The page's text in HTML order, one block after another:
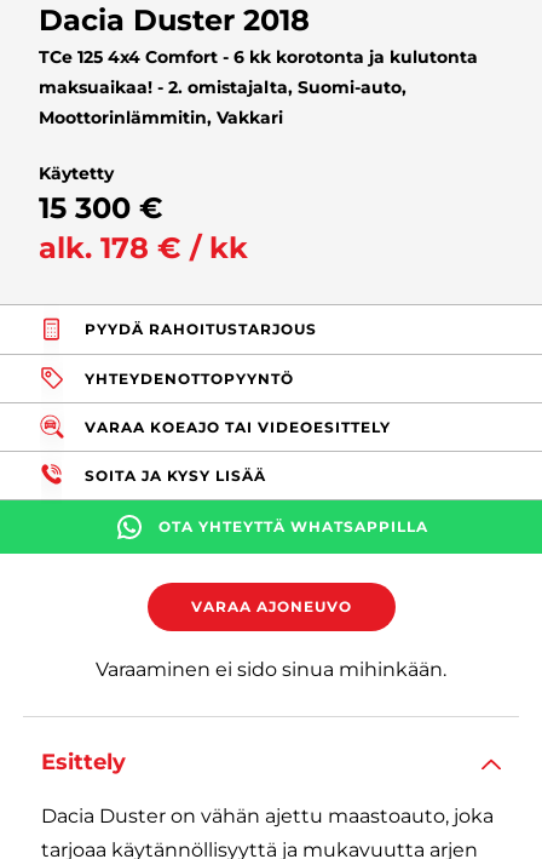
Dacia Duster 2018
TCe 125 4x4 Comfort - 6 kk korotonta ja kulutonta
maksuaikaa! - 2. omistajalta, Suomi-auto,
Moottorinlämmitin, Vakkari
Käytetty
15 300 €
alk. 178 € / kk
PYYDÄ RAHOITUSTARJOUS
YHTEYDENOTTOPYYNTÖ
VARAA KOEAJO TAI VIDEOESITTELY
SOITA JA KYSY LISÄÄ
OTA YHTEYTTÄ WHATSAPPILLA
VARAA AJONEUVO
Varaaminen ei sido sinua mihinkään.
Esittely
Dacia Duster on vähän ajettu maastoauto, joka
tarjoaa käytännöllisyyttä ja mukavuutta arjen